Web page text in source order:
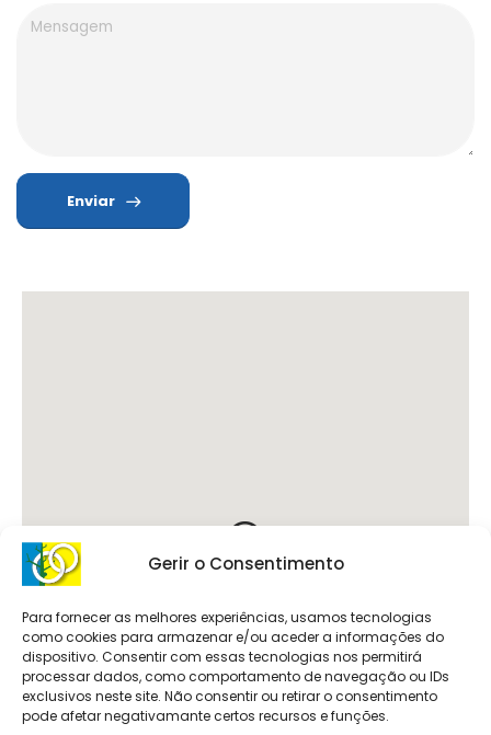
Gerir o Consentimento
Para fornecer as melhores experiências, usamos tecnologias
como cookies para armazenar e/ou aceder a informações do
dispositivo. Consentir com essas tecnologias nos permitirá
processar dados, como comportamento de navegação ou IDs
exclusivos neste site. Não consentir ou retirar o consentimento
pode afetar negativamante certos recursos e funções.
Enviar